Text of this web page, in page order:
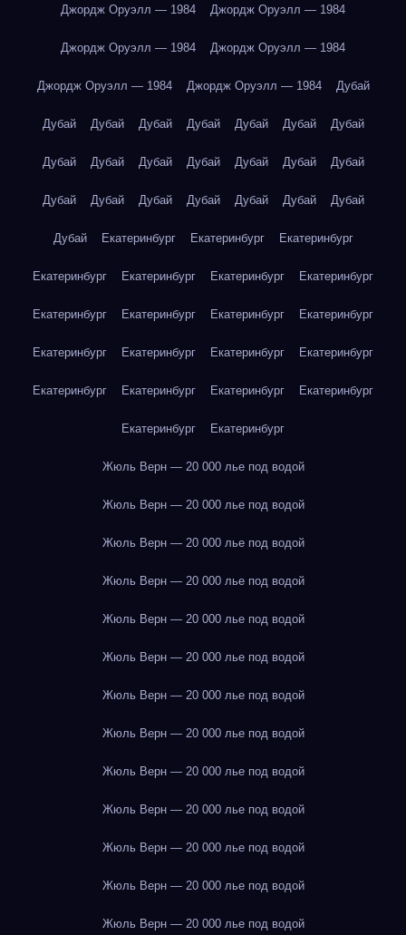
Джордж Оруэлл — 1984 Джордж Оруэлл — 1984
Джордж Оруэлл — 1984 Джордж Оруэлл — 1984
Джордж Оруэлл — 1984 Джордж Оруэлл — 1984 Дубай
Дубай Дубай Дубай Дубай Дубай Дубай Дубай
Дубай Дубай Дубай Дубай Дубай Дубай Дубай
Дубай Дубай Дубай Дубай Дубай Дубай Дубай
Дубай Екатеринбург Екатеринбург Екатеринбург
Екатеринбург Екатеринбург Екатеринбург Екатеринбург
Екатеринбург Екатеринбург Екатеринбург Екатеринбург
Екатеринбург Екатеринбург Екатеринбург Екатеринбург
Екатеринбург Екатеринбург Екатеринбург Екатеринбург
Екатеринбург Екатеринбург
Жюль Верн — 20 000 лье под водой
Жюль Верн — 20 000 лье под водой
Жюль Верн — 20 000 лье под водой
Жюль Верн — 20 000 лье под водой
Жюль Верн — 20 000 лье под водой
Жюль Верн — 20 000 лье под водой
Жюль Верн — 20 000 лье под водой
Жюль Верн — 20 000 лье под водой
Жюль Верн — 20 000 лье под водой
Жюль Верн — 20 000 лье под водой
Жюль Верн — 20 000 лье под водой
Жюль Верн — 20 000 лье под водой
Жюль Верн — 20 000 лье под водой